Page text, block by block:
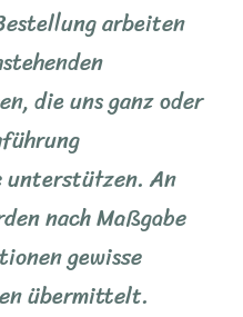
arbeiten
die uns ganz oder
unterstützen. An
nach Maßgabe
gewisse
übermittelt.